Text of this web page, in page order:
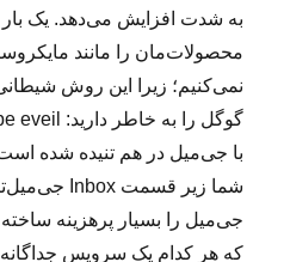
به شدت افزایش می‌دهد. یک بار
محصولات‌مان را مانند
نمی‌کنیم؛ زیرا این روش
با جی‌میل در هم تنیده شده
جی‌میل را بسیار پرهزینه
که هر کدام یک سرویس جداگانه